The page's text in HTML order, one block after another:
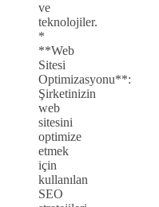
ve
teknolojiler.
*
**Web
Sitesi
Optimizasyonu**:
Şirketinizin
web
sitesini
optimize
etmek
için
kullanılan
SEO